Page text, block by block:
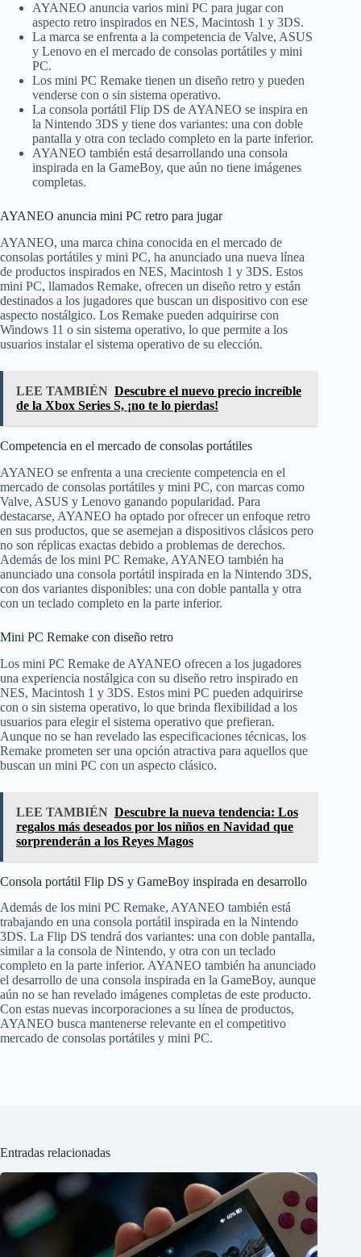
AYANEO anuncia varios mini PC para jugar con
aspecto retro inspirados en NES, Macintosh 1 y 3DS.
La marca se enfrenta a la competencia de Valve, ASUS
y Lenovo en el mercado de consolas portátiles y mini
PC.
Los mini PC Remake tienen un diseño retro y pueden
venderse con o sin sistema operativo.
La consola portátil Flip DS de AYANEO se inspira en
la Nintendo 3DS y tiene dos variantes: una con doble
pantalla y otra con teclado completo en la parte inferior.
AYANEO también está desarrollando una consola
inspirada en la GameBoy, que aún no tiene imágenes
completas.
AYANEO anuncia mini PC retro para jugar
AYANEO, una marca china conocida en el mercado de
consolas portátiles y mini PC, ha anunciado una nueva línea
de productos inspirados en NES, Macintosh 1 y 3DS. Estos
mini PC, llamados Remake, ofrecen un diseño retro y están
destinados a los jugadores que buscan un dispositivo con ese
aspecto nostálgico. Los Remake pueden adquirirse con
Windows 11 o sin sistema operativo, lo que permite a los
usuarios instalar el sistema operativo de su elección.
LEE TAMBIÉN Descubre el nuevo precio increíble
de la Xbox Series S, ¡no te lo pierdas!
Competencia en el mercado de consolas portátiles
AYANEO se enfrenta a una creciente competencia en el
mercado de consolas portátiles y mini PC, con marcas como
Valve, ASUS y Lenovo ganando popularidad. Para
destacarse, AYANEO ha optado por ofrecer un enfoque retro
en sus productos, que se asemejan a dispositivos clásicos pero
no son réplicas exactas debido a problemas de derechos.
Además de los mini PC Remake, AYANEO también ha
anunciado una consola portátil inspirada en la Nintendo 3DS,
con dos variantes disponibles: una con doble pantalla y otra
con un teclado completo en la parte inferior.
Mini PC Remake con diseño retro
Los mini PC Remake de AYANEO ofrecen a los jugadores
una experiencia nostálgica con su diseño retro inspirado en
NES, Macintosh 1 y 3DS. Estos mini PC pueden adquirirse
con o sin sistema operativo, lo que brinda flexibilidad a los
usuarios para elegir el sistema operativo que prefieran.
Aunque no se han revelado las especificaciones técnicas, los
Remake prometen ser una opción atractiva para aquellos que
buscan un mini PC con un aspecto clásico.
LEE TAMBIÉN Descubre la nueva tendencia: Los
regalos más deseados por los niños en Navidad que
sorprenderán a los Reyes Magos
Consola portátil Flip DS y GameBoy inspirada en desarrollo
Además de los mini PC Remake, AYANEO también está
trabajando en una consola portátil inspirada en la Nintendo
3DS. La Flip DS tendrá dos variantes: una con doble pantalla,
similar a la consola de Nintendo, y otra con un teclado
completo en la parte inferior. AYANEO también ha anunciado
el desarrollo de una consola inspirada en la GameBoy, aunque
aún no se han revelado imágenes completas de este producto.
Con estas nuevas incorporaciones a su línea de productos,
AYANEO busca mantenerse relevante en el competitivo
mercado de consolas portátiles y mini PC.
Entradas relacionadas